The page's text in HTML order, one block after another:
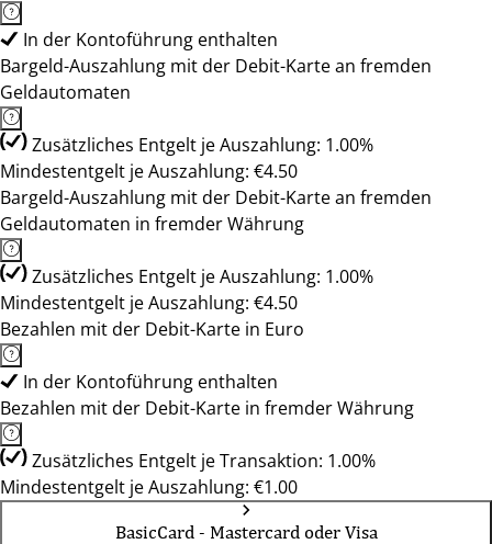
In der Kontoführung enthalten
Bargeld-Auszahlung mit der Debit-Karte an fremden
Geldautomaten
Zusätzliches Entgelt je Auszahlung: 1.00%
Mindestentgelt je Auszahlung: €4.50
Bargeld-Auszahlung mit der Debit-Karte an fremden
Geldautomaten in fremder Währung
Zusätzliches Entgelt je Auszahlung: 1.00%
Mindestentgelt je Auszahlung: €4.50
Bezahlen mit der Debit-Karte in Euro
In der Kontoführung enthalten
Bezahlen mit der Debit-Karte in fremder Währung
Zusätzliches Entgelt je Transaktion: 1.00%
Mindestentgelt je Auszahlung: €1.00
BasicCard - Mastercard oder Visa